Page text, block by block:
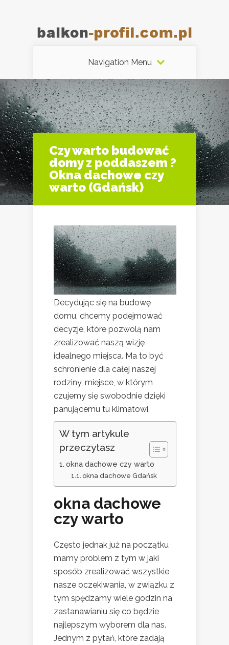
Navigation Menu
Czy warto budować
domy z poddaszem ?
Okna dachowe czy
warto (Gdańsk)
Decydując się na budowę
domu, chcemy podejmować
decyzje, które pozwolą nam
zrealizować naszą wizję
idealnego miejsca. Ma to być
schronienie dla całej naszej
rodziny, miejsce, w którym
czujemy się swobodnie dzięki
panującemu tu klimatowi.
W tym artykule
przeczytasz
okna dachowe czy warto
okna dachowe Gdańsk
okna dachowe
czy warto
Często jednak już na początku
mamy problem z tym w jaki
sposób zrealizować wszystkie
nasze oczekiwania, w związku z
tym spędzamy wiele godzin na
zastanawianiu się co będzie
najlepszym wyborem dla nas.
Jednym z pytań, które zadają